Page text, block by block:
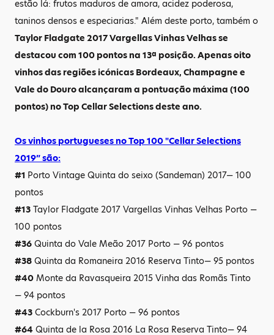
estão lá: frutos maduros de amora, acidez poderosa,
taninos densos e especiarias." Além deste porto, também o
Taylor Fladgate 2017 Vargellas Vinhas Velhas se
destacou com 100 pontos na 13ª posição. Apenas oito
vinhos das regiões icónicas Bordeaux, Champagne e
Vale do Douro alcançaram a pontuação máxima (100
pontos) no Top Cellar Selections deste ano.
Os vinhos portugueses no Top 100 "Cellar Selections
2019” são:
#1 Porto Vintage Quinta do seixo (Sandeman) 2017— 100
pontos
#13 Taylor Fladgate 2017 Vargellas Vinhas Velhas Porto —
100 pontos
#36 Quinta do Vale Meão 2017 Porto — 96 pontos
#38 Quinta da Romaneira 2016 Reserva Tinto— 95 pontos
#40 Monte da Ravasqueira 2015 Vinha das Romãs Tinto
— 94 pontos
#43 Cockburn's 2017 Porto — 96 pontos
#64 Quinta de la Rosa 2016 La Rosa Reserva Tinto— 94